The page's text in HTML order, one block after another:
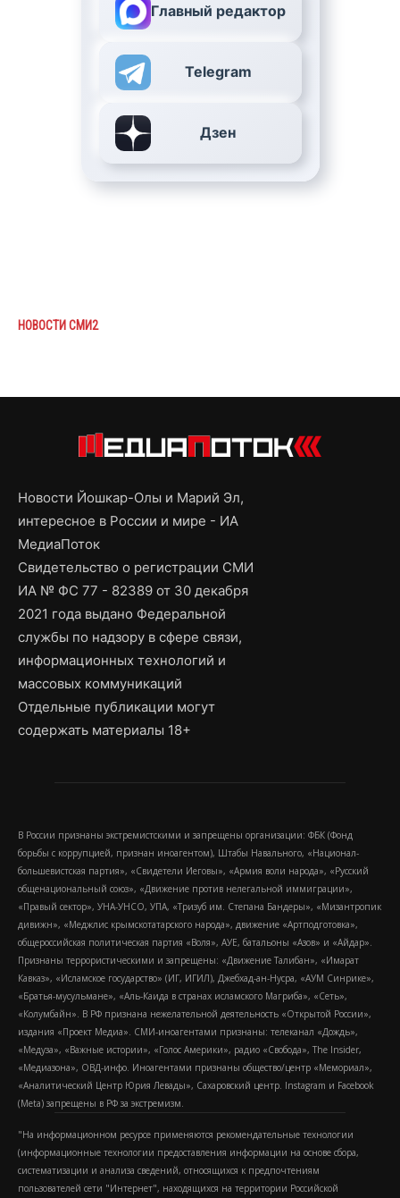
Главный редактор
Telegram
Дзен
НОВОСТИ СМИ2
Новости Йошкар-Олы и Марий Эл,
интересное в России и мире - ИА
МедиаПоток
Свидетельство о регистрации СМИ
ИА № ФС 77 - 82389 от 30 декабря
2021 года выдано Федеральной
службы по надзору в сфере связи,
информационных технологий и
массовых коммуникаций
Отдельные публикации могут
содержать материалы 18+
В России признаны экстремистскими и запрещены организации: ФБК (Фонд
борьбы с коррупцией, признан иноагентом), Штабы Навального, «Национал-
большевистская партия», «Свидетели Иеговы», «Армия воли народа», «Русский
общенациональный союз», «Движение против нелегальной иммиграции»,
«Правый сектор», УНА-УНСО, УПА, «Тризуб им. Степана Бандеры», «Мизантропик
дивижн», «Меджлис крымскотатарского народа», движение «Артподготовка»,
общероссийская политическая партия «Воля», АУЕ, батальоны «Азов» и «Айдар».
Признаны террористическими и запрещены: «Движение Талибан», «Имарат
Кавказ», «Исламское государство» (ИГ, ИГИЛ), Джебхад-ан-Нусра, «АУМ Синрике»,
«Братья-мусульмане», «Аль-Каида в странах исламского Магриба», «Сеть»,
«Колумбайн». В РФ признана нежелательной деятельность «Открытой России»,
издания «Проект Медиа». СМИ-иноагентами признаны: телеканал «Дождь»,
«Медуза», «Важные истории», «Голос Америки», радио «Свобода», The Insider,
«Медиазона», ОВД-инфо. Иноагентами признаны общество/центр «Мемориал»,
«Аналитический Центр Юрия Левады», Сахаровский центр. Instagram и Facebook
(Metа) запрещены в РФ за экстремизм.
"На информационном ресурсе применяются рекомендательные технологии
(информационные технологии предоставления информации на основе сбора,
систематизации и анализа сведений, относящихся к предпочтениям
пользователей сети "Интернет", находящихся на территории Российской